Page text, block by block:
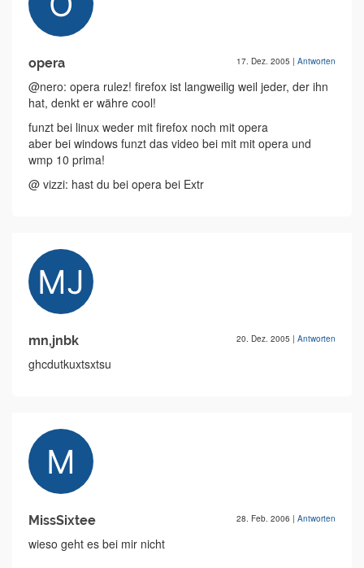
opera 17. Dez. 2005 | Antworten
@nero: opera rulez! firefox ist langweilig weil jeder, der ihn
hat, denkt er währe cool!
funzt bei linux weder mit firefox noch mit opera
aber bei windows funzt das video bei mit mit opera und
wmp 10 prima!
@ vizzi: hast du bei opera bei Extr
mn,jnbk 20. Dez. 2005 | Antworten
ghcdutkuxtsxtsu
MissSixtee 28. Feb. 2006 | Antworten
wieso geht es bei mir nicht